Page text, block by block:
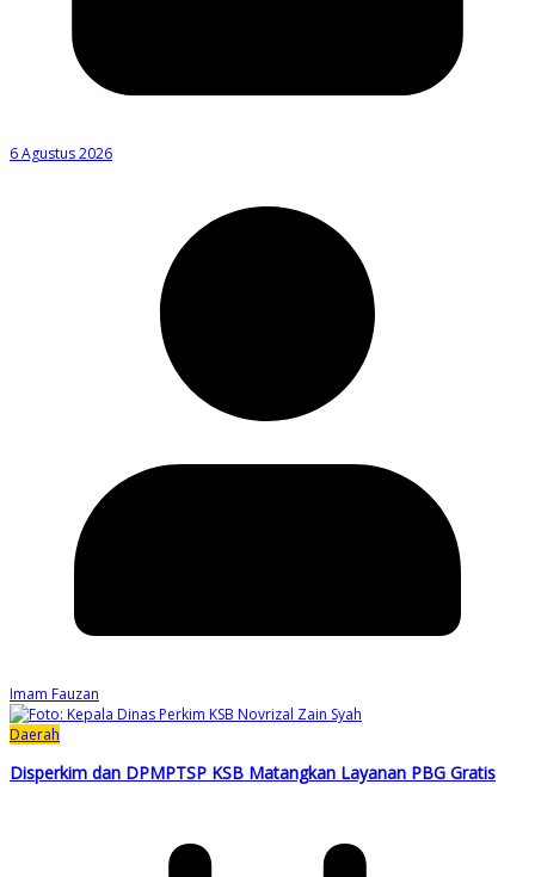
6 Agustus 2026
Imam Fauzan
Daerah
Disperkim dan DPMPTSP KSB Matangkan Layanan PBG Gratis